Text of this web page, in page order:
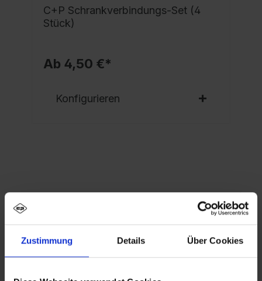
Zustimmung Details Über Cookies
C+P Schrankverbindungs-Set (4
Stück)
Ab 4,50 €*
Konfigurieren
Spind Evolo PLUS, 3 Abteile, Abteilbreite 300
mm, Korpus aus stabiler Stahlkonstruktion mit
hochwertiger Einbrennbeschichtun…